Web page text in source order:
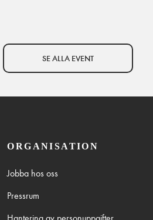
SE ALLA EVENT
ORGANISATION
Jobba hos oss
Pressrum